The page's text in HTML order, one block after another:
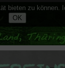
bieten zu können.